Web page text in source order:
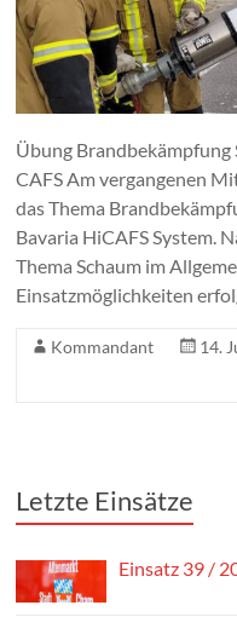
Übung Brandbekämpfung
CAFS Am vergangenen
das Thema
Bavaria HiCAFS System.
Thema Schaum im
Einsatzmöglichkeiten
Kommandant 14.
Letzte Einsätze
Einsatz 39 /